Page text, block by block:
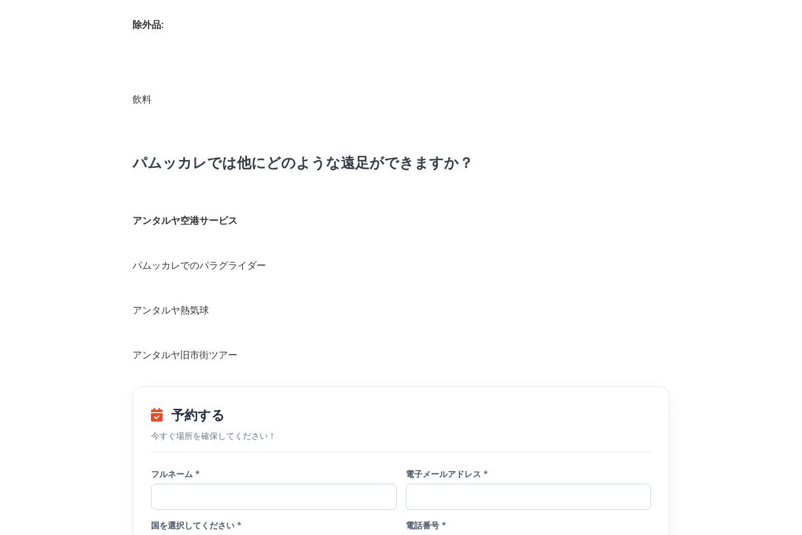
除外品:
飲料
パムッカレでは他にどのような遠足ができますか？
アンタルヤ空港サービス
パムッカレでのパラグライダー
アンタルヤ熱気球
アンタルヤ旧市街ツアー
予約する
今すぐ場所を確保してください！
フルネーム * 電子メールアドレス *
国を選択してください * 電話番号 *